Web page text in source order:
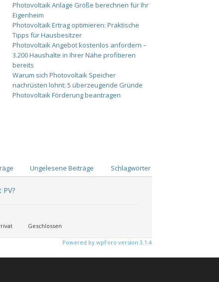
Photovoltaik Anlage Größe berechnen für Ihr
Eigenheim
Photovoltaik Ertrag optimieren: Praktische
Tipps für Hausbesitzer
Photovoltaik Angebot kostenlos anfordern –
3.200 Haushalte in Ihrer Nähe profitieren
bereits
Warum sich Photovoltaik Speicher
nachrüsten lohnt: 5 überzeugende Gründe
Photovoltaik Förderung beantragen
Ungelesene Beiträge Schlagwörter
Geschlossen
Powered by wpForo version 3.1.4